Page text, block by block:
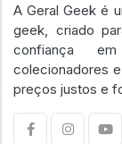
A Geral Geek é
geek, criado
confiança